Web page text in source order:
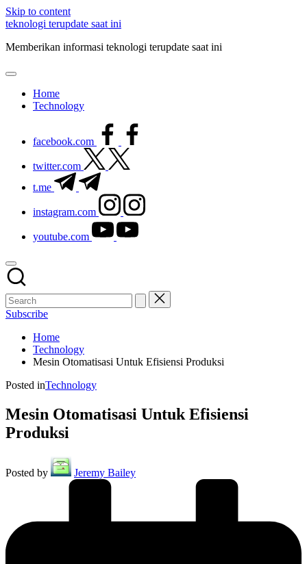
Skip to content
teknologi terupdate saat ini
Memberikan informasi teknologi terupdate saat ini
Home
Technology
facebook.com
twitter.com
t.me
instagram.com
youtube.com
Subscribe
Home
Technology
Mesin Otomatisasi Untuk Efisiensi Produksi
Posted inTechnology
Mesin Otomatisasi Untuk Efisiensi
Produksi
Posted by Jeremy Bailey